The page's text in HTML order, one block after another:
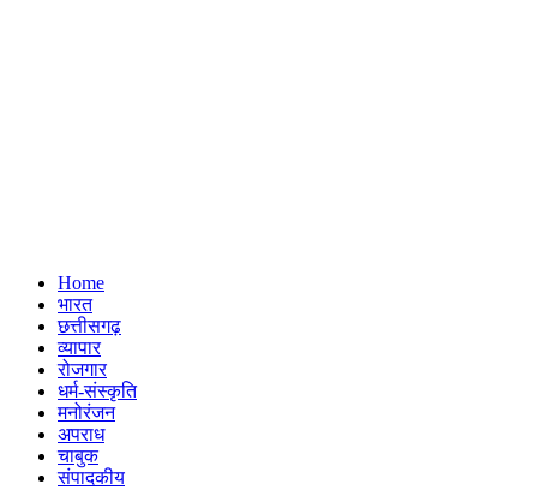
Home
भारत
छत्तीसगढ़
व्यापार
रोजगार
धर्म-संस्कृति
मनोरंजन
अपराध
चाबुक
संपादकीय